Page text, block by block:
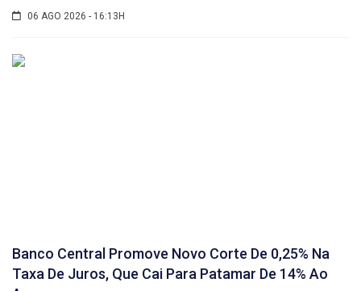
06 AGO 2026 - 16:13H
Banco Central Promove Novo Corte De 0,25% Na
Taxa De Juros, Que Cai Para Patamar De 14% Ao